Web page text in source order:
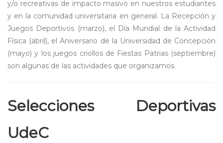
y/o recreativas de impacto masivo en nuestros estudiantes
y en la comunidad universitaria en general. La Recepción y
Juegos Deportivos (marzo), el Día Mundial de la Actividad
Física (abril), el Aniversario de la Universidad de Concepción
(mayo) y los juegos criollos de Fiestas Patrias (septiembre)
son algunas de las actividades que organizamos.
Selecciones Deportivas
UdeC